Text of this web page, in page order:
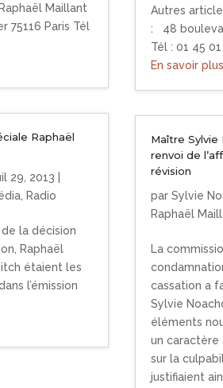
Maillant
75116 Paris Tél
Raphaël
29, 2013
Radio
la décision
Raphaël
étaient les
l’émission
Autres
: 48
Tél : 01 45
En savoir plus
Maître
renvoi de
révision
par Sylvie
Raphaël
La
cassation a
Sylvie
éléments
un caractère
sur la
justifiaient